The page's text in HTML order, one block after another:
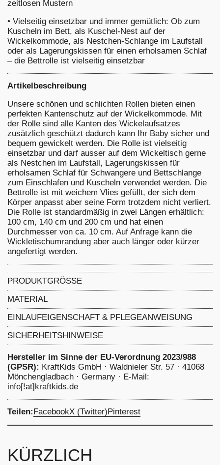
zeitlosen Mustern
• Vielseitig einsetzbar und immer gemütlich: Ob zum
Kuscheln im Bett, als Kuschel-Nest auf der
Wickelkommode, als Nestchen-Schlange im Laufstall
oder als Lagerungskissen für einen erholsamen Schlaf
– die Bettrolle ist vielseitig einsetzbar
Artikelbeschreibung
Unsere schönen und schlichten Rollen bieten einen
perfekten Kantenschutz auf der Wickelkommode. Mit
der Rolle sind alle Kanten des Wickelaufsatzes
zusätzlich geschützt dadurch kann Ihr Baby sicher und
bequem gewickelt werden. Die Rolle ist vielseitig
einsetzbar und darf ausser auf dem Wickeltisch gerne
als Nestchen im Laufstall, Lagerungskissen für
erholsamen Schlaf für Schwangere und Bettschlange
zum Einschlafen und Kuscheln verwendet werden. Die
Bettrolle ist mit weichem Vlies gefüllt, der sich dem
Körper anpasst aber seine Form trotzdem nicht verliert.
Die Rolle ist standardmäßig in zwei Längen erhältlich:
100 cm, 140 cm und 200 cm und hat einen
Durchmesser von ca. 10 cm. Auf Anfrage kann die
Wickletischumrandung aber auch länger oder kürzer
angefertigt werden.
PRODUKTGRÖSSE
Rollenlänge: 140 cm, Durchmesser: 10 cm
MATERIAL
Außenbezug 100% Baumwolle, Füllung 100%
Polyester
EINLAUFEIGENSCHAFT & PFLEGEANWEISUNG
4 Prozent-Einlaufeingenschaft: 4 %, schonend
waschen bei 40 Grad, nicht chemisch reinigen Bleichen
SICHERHEITSHINWEISE
Hersteller im Sinne der EU-Verordnung 2023/988
(GPSR): KraftKids GmbH · Waldnieler Str. 57 · 41068
Mönchengladbach · Germany · E-Mail:
info[!at]kraftkids.de
Teilen:FacebookX (Twitter)Pinterest
KÜRZLICH